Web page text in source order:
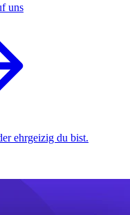
uns
ehrgeizig du bist.